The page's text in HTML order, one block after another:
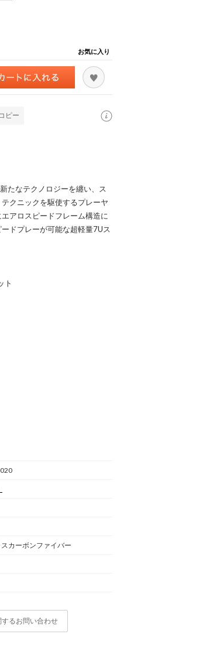
お気に入り
ピー
たなテクノロジーを纏い、ス
クニックを駆使するプレーヤ
アロスピードフレーム構造に
ドプレーが可能な超軽量7Uス
ト
カーボンファイバー
るお問い合わせ